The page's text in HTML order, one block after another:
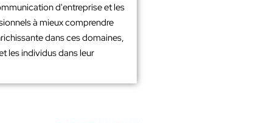
d'entreprise et les
à mieux comprendre
dans ces domaines,
les individus dans leur